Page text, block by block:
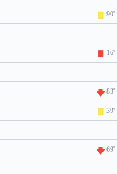
90'
16'
83'
39'
69'